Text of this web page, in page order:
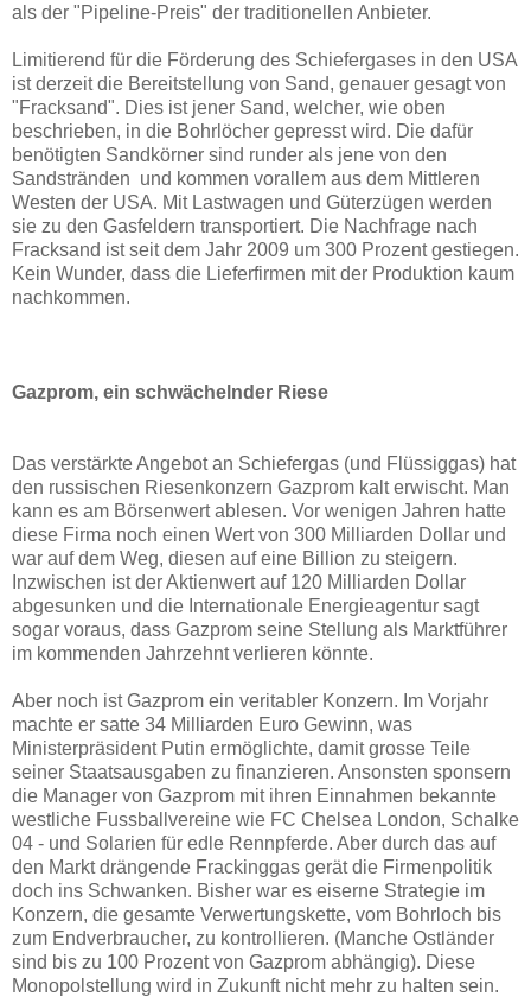
als der "Pipeline-Preis" der traditionellen Anbieter.
Limitierend für die Förderung des Schiefergases in den USA
ist derzeit die Bereitstellung von Sand, genauer gesagt von
"Fracksand". Dies ist jener Sand, welcher, wie oben
beschrieben, in die Bohrlöcher gepresst wird. Die dafür
benötigten Sandkörner sind runder als jene von den
Sandstränden und kommen vorallem aus dem Mittleren
Westen der USA. Mit Lastwagen und Güterzügen werden
sie zu den Gasfeldern transportiert. Die Nachfrage nach
Fracksand ist seit dem Jahr 2009 um 300 Prozent gestiegen.
Kein Wunder, dass die Lieferfirmen mit der Produktion kaum
nachkommen.
Gazprom, ein schwächelnder Riese
Das verstärkte Angebot an Schiefergas (und Flüssiggas) hat
den russischen Riesenkonzern Gazprom kalt erwischt. Man
kann es am Börsenwert ablesen. Vor wenigen Jahren hatte
diese Firma noch einen Wert von 300 Milliarden Dollar und
war auf dem Weg, diesen auf eine Billion zu steigern.
Inzwischen ist der Aktienwert auf 120 Milliarden Dollar
abgesunken und die Internationale Energieagentur sagt
sogar voraus, dass Gazprom seine Stellung als Marktführer
im kommenden Jahrzehnt verlieren könnte.
Aber noch ist Gazprom ein veritabler Konzern. Im Vorjahr
machte er satte 34 Milliarden Euro Gewinn, was
Ministerpräsident Putin ermöglichte, damit grosse Teile
seiner Staatsausgaben zu finanzieren. Ansonsten sponsern
die Manager von Gazprom mit ihren Einnahmen bekannte
westliche Fussballvereine wie FC Chelsea London, Schalke
04 - und Solarien für edle Rennpferde. Aber durch das auf
den Markt drängende Frackinggas gerät die Firmenpolitik
doch ins Schwanken. Bisher war es eiserne Strategie im
Konzern, die gesamte Verwertungskette, vom Bohrloch bis
zum Endverbraucher, zu kontrollieren. (Manche Ostländer
sind bis zu 100 Prozent von Gazprom abhängig). Diese
Monopolstellung wird in Zukunft nicht mehr zu halten sein.